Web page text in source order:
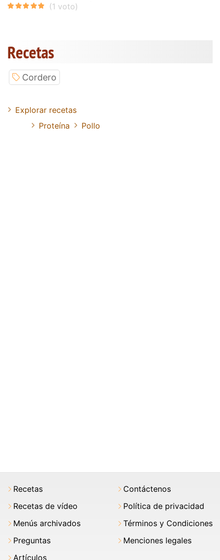
Recetas
Cordero
Explorar recetas
Proteína
Pollo
Recetas
Recetas de vídeo
Menús archivados
Preguntas
Artículos
Contáctenos
Política de privacidad
Términos y Condiciones
Menciones legales